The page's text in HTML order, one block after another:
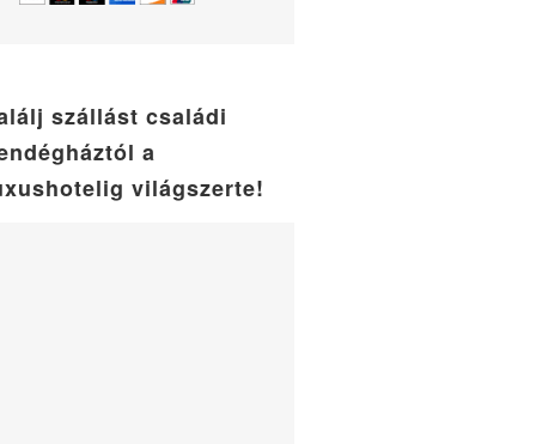
szállást családi
a
világszerte!